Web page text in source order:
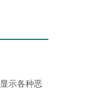
示各种恶